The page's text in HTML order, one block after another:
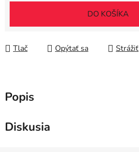
DO KOŠÍKA
Tlač Opýtať sa Strážiť
Popis
Diskusia